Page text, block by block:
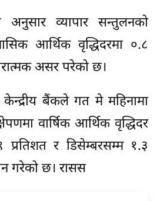
अनुसार व्यापार सन्तुलनको
आर्थिक वृद्धिदरमा ०.८
असर परेको छ।
केन्द्रीय बैंकले गत मे महिनामा
वार्षिक आर्थिक वृद्धिदर
प्रतिशत र डिसेम्बरसम्म १.३
गरेको छ। रासस